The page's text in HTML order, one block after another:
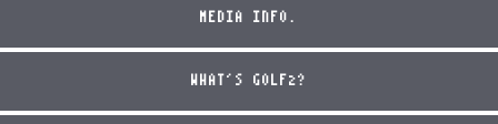
MEDIA INFO.
WHAT'S GOLF2?